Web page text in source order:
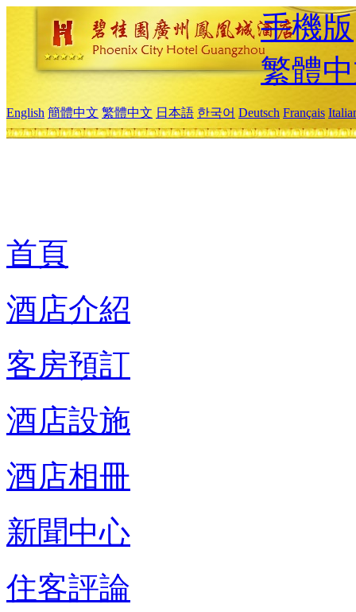
手機版
繁體
English 簡體中文 繁體中文 日本語 한국어 Deutsch Français
首頁
酒店介紹
客房預訂
酒店設施
酒店相冊
新聞中心
住客評論